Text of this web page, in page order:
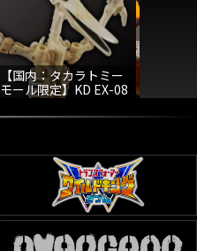
【国内：タカラトミー
モール限定】KD EX-08
ウイングフィンガー
モール限
オートボ